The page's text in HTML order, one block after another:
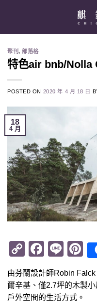
聚刊,部落格
特色air bnb/Nolla
POSTED ON 2020 年 4 月 18 日
18
4 月
Copy
Link
Line
由芬蘭設計師Robin
爾辛基、僅2.7坪的木製
戶外空間的生活方式。